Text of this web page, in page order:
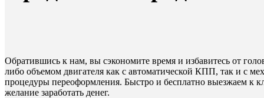
Обратившись к нам, вы сэкономите время и избавитесь от
либо объемом двигателя как с автоматической КПП, так и с
процедуры переоформления. Быстро и бесплатно выезжаем к
желание заработать денег.